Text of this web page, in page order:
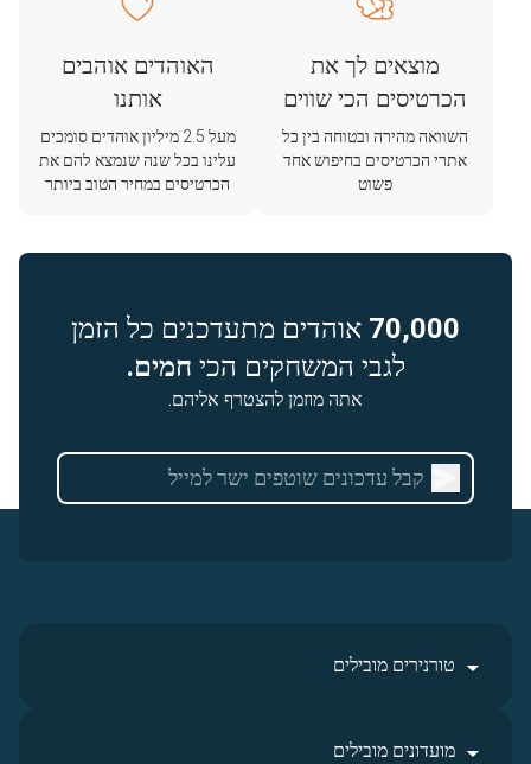
מוצאים לך את
הכרטיסים הכי שווים
השוואה מהירה ובטוחה בין כל
אתרי הכרטיסים בחיפוש אחד
פשוט
האוהדים אוהבים
אותנו
מעל 2.5 מיליון אוהדים סומכים
עלינו בכל שנה שנמצא להם את
הכרטיסים במחיר הטוב ביותר
70,000 אוהדים מתעדכנים כל הזמן
לגבי המשחקים הכי חמים.
אתה מוזמן להצטרף אליהם.
טורנירים מובילים
מועדונים מובילים